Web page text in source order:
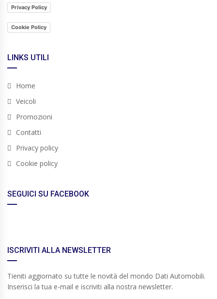
Privacy Policy
Cookie Policy
LINKS UTILI
Home
Veicoli
Promozioni
Contatti
Privacy policy
Cookie policy
SEGUICI SU FACEBOOK
ISCRIVITI ALLA NEWSLETTER
Tieniti aggiornato su tutte le novità del mondo Dati Automobili.
Inserisci la tua e-mail e iscriviti alla nostra newsletter.